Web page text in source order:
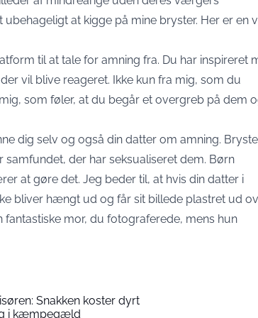
at kigge på mine bryster. Her er en
til at tale for amning fra. Du har inspireret
vil blive reageret. Ikke kun fra mig, som du
som føler, at du begår et overgreb på dem
dig selv og også din datter om amning.
samfundet, der har seksualiseret dem. Børn
at gøre det. Jeg beder til, at hvis din datter i
bliver hængt ud og får sit billede plastret ud
fantastiske mor, du fotograferede, mens hun
Snakken koster dyrt
i kæmpegæld